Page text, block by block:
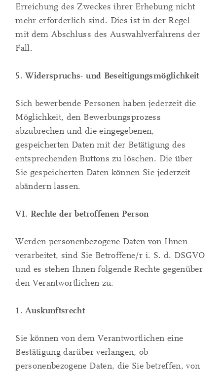
Erreichung des Zweckes ihrer Erhebung nicht
mehr erforderlich sind. Dies ist in der Regel
mit dem Abschluss des Auswahlverfahrens der
Fall.
5. Widerspruchs- und Beseitigungsmöglichkeit
Sich bewerbende Personen haben jederzeit die
Möglichkeit, den Bewerbungsprozess
abzubrechen und die eingegebenen,
gespeicherten Daten mit der Betätigung des
entsprechenden Buttons zu löschen. Die über
Sie gespeicherten Daten können Sie jederzeit
abändern lassen.
VI. Rechte der betroffenen Person
Werden personenbezogene Daten von Ihnen
verarbeitet, sind Sie Betroffene/r i. S. d. DSGVO
und es stehen Ihnen folgende Rechte gegenüber
den Verantwortlichen zu:
1. Auskunftsrecht
Sie können von dem Verantwortlichen eine
Bestätigung darüber verlangen, ob
personenbezogene Daten, die Sie betreffen, von